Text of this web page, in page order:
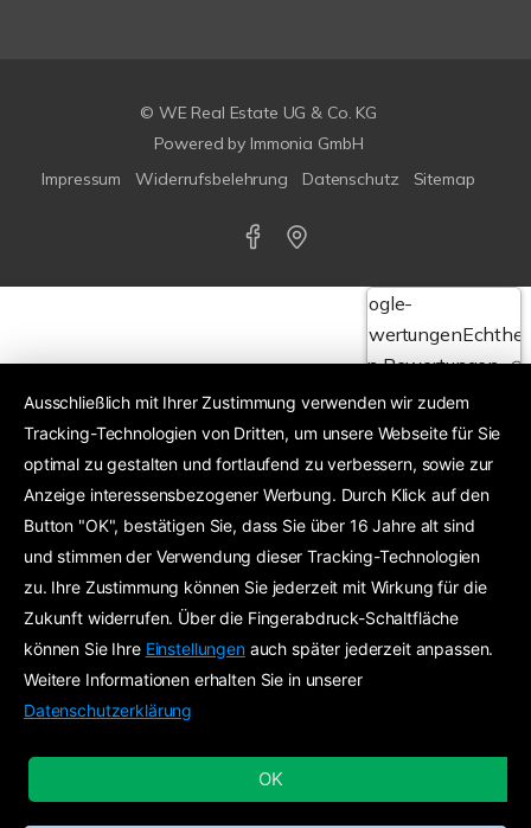
© WE Real Estate UG & Co. KG
Powered by Immonia GmbH
Impressum
Widerrufsbelehrung Datenschutz Sitemap
Google-
Bewertungen
von Bewertungen
4,6
Exzellent
24 Google-Bewertungen
Ausschließlich mit Ihrer Zustimmung verwenden wir zudem
Tracking-Technologien von Dritten, um unsere Webseite für Sie
optimal zu gestalten und fortlaufend zu verbessern, sowie zur
Anzeige interessensbezogener Werbung. Durch Klick auf den
Button "OK", bestätigen Sie, dass Sie über 16 Jahre alt sind
und stimmen der Verwendung dieser Tracking-Technologien
zu. Ihre Zustimmung können Sie jederzeit mit Wirkung für die
Zukunft widerrufen. Über die Fingerabdruck-Schaltfläche
können Sie Ihre Einstellungenauch später jederzeit anpassen.
Weitere Informationen erhalten Sie in unserer
Datenschutzerklärung
OK